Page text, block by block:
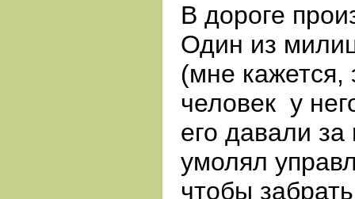
В дороге
Один из
(мне
человек у
его давали
умолял
чтобы